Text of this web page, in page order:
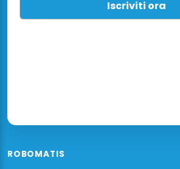
ROBOMATIS